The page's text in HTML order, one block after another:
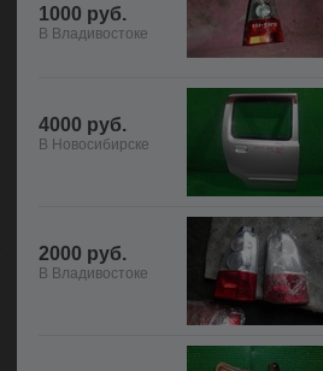
1000 руб.
В Владивостоке
4000 руб.
В Новосибирске
2000 руб.
В Владивостоке